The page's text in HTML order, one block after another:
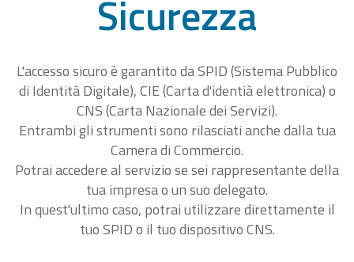
Sicurezza
L'accesso sicuro è garantito da SPID (Sistema Pubblico
di Identità Digitale), CIE (Carta d'identià elettronica) o
CNS (Carta Nazionale dei Servizi).
Entrambi gli strumenti sono rilasciati anche dalla tua
Camera di Commercio.
Potrai accedere al servizio se sei rappresentante della
tua impresa o un suo delegato.
In quest'ultimo caso, potrai utilizzare direttamente il
tuo SPID o il tuo dispositivo CNS.